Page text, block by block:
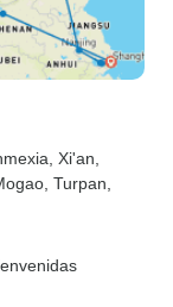
, Xi'an
, Turpan